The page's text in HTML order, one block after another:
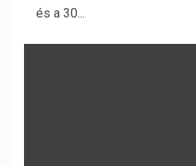
és a 30...